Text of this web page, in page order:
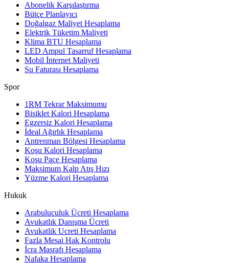
Abonelik Karşılaştırma
Bütçe Planlayıcı
Doğalgaz Maliyet Hesaplama
Elektrik Tüketim Maliyeti
Klima BTU Hesaplama
LED Ampul Tasarruf Hesaplama
Mobil İnternet Maliyeti
Su Faturası Hesaplama
Spor
1RM Tekrar Maksimumu
Bisiklet Kalori Hesaplama
Egzersiz Kalori Hesaplama
İdeal Ağırlık Hesaplama
Antrenman Bölgesi Hesaplama
Koşu Kalori Hesaplama
Koşu Pace Hesaplama
Maksimum Kalp Atış Hızı
Yüzme Kalori Hesaplama
Hukuk
Arabuluculuk Ücreti Hesaplama
Avukatlık Danışma Ücreti
Avukatlik Ucreti Hesaplama
Fazla Mesai Hak Kontrolu
İcra Masrafı Hesaplama
Nafaka Hesaplama